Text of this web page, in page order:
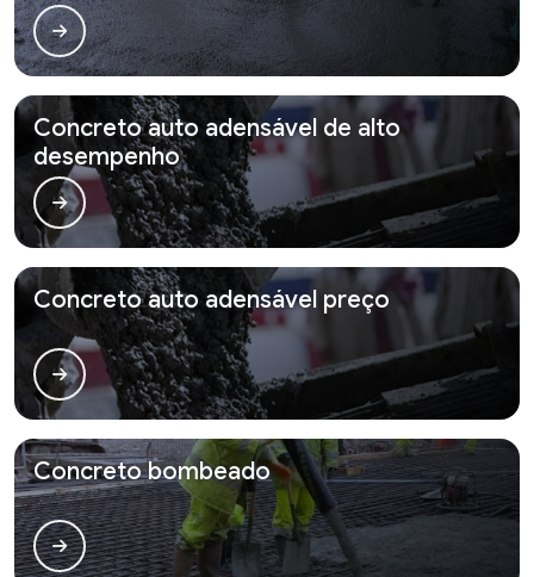
Concreto auto adensável de alto
desempenho
Concreto auto adensável preço
Concreto bombeado